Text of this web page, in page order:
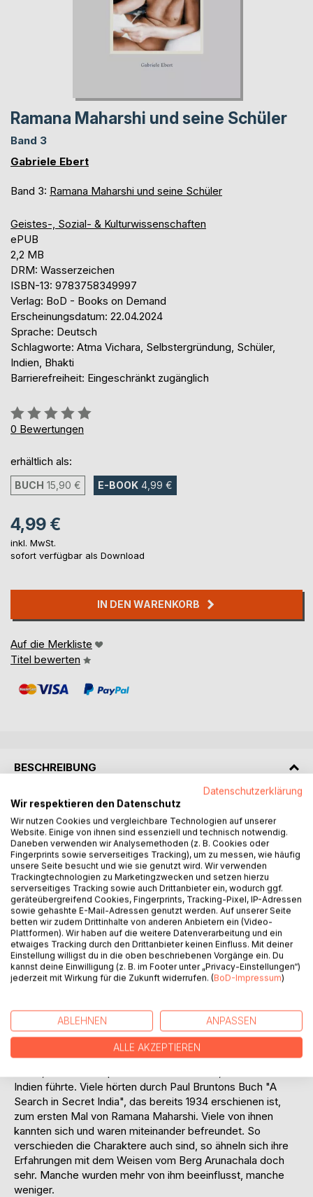
Ramana Maharshi und seine Schüler
Band 3
Gabriele Ebert
Band 3: Ramana Maharshi und seine Schüler
Geistes-, Sozial- & Kulturwissenschaften
ePUB
2,2 MB
DRM: Wasserzeichen
ISBN-13: 9783758349997
Verlag: BoD - Books on Demand
Erscheinungsdatum: 22.04.2024
Sprache: Deutsch
Schlagworte: Atma Vichara, Selbstergründung, Schüler,
Indien, Bhakti
Barrierefreiheit: Eingeschränkt zugänglich
Bewertung::
0%
0 Bewertungen
erhältlich als:
BUCH 15,90 € E-BOOK 4,99 €
4,99 €
inkl. MwSt.
sofort verfügbar als Download
IN DEN WARENKORB
Auf die Merkliste
Titel bewerten
BESCHREIBUNG
Dieser dritte Band von Ramana Maharshi und seinen
Schülern widmet sich 28 weiteren westlichen Schülern und
Besuchern: W.Y. Evans-Wentz, Maud A. Piggott, Ethel
Merston, Ella Maillart, Suzanne Sen (Sunjata), Thelma
Rappold, Eleanor Noye, Mouni Sadhu, Louis Hartz, Henri
Hartung, Pascaline Mallett, Lewis Thompson, Blanca
Schlamm (Atmananda), Krishnaprem, Alfred Emmanuel
Sorensen (Sunyata), Peer Wertin (Ramanagiri), Mercedes
de Acosta, William Somerset Maugham, Wanda Dynowska
(Uma Devi), Prynce Hopkins, Frank Clune, Hans-Hasso von
Veltheim-Ostrau, Margret Sanger, Eliot Candee Clarke,
Duncan Greenlees, Oliver Lacombe, Eliot Elisofon und
Henri Cartier Bresson.
Die Charaktere sind sehr vielschichtig. Es sind Autoren,
Künstler, Wissenschaftler, Männer von Welt, Weltreisende,
selbstbewusste Frauen, bekannte und weniger bekannte
spirituelle Persönlichkeiten und auch ganz "alltägliche"
Indien führte. Viele hörten durch Paul Bruntons Buch "A
Search in Secret India", das bereits 1934 erschienen ist,
zum ersten Mal von Ramana Maharshi. Viele von ihnen
kannten sich und waren miteinander befreundet. So
verschieden die Charaktere auch sind, so ähneln sich ihre
Erfahrungen mit dem Weisen vom Berg Arunachala doch
sehr. Manche wurden mehr von ihm beeinflusst, manche
weniger.
Datenschutzerklärung
Wir respektieren den Datenschutz
Wir nutzen Cookies und vergleichbare Technologien auf unserer
Website. Einige von ihnen sind essenziell und technisch notwendig.
Daneben verwenden wir Analysemethoden (z. B. Cookies oder
Fingerprints sowie serverseitiges Tracking), um zu messen, wie häufig
unsere Seite besucht und wie sie genutzt wird. Wir verwenden
Trackingtechnologien zu Marketingzwecken und setzen hierzu
serverseitiges Tracking sowie auch Drittanbieter ein, wodurch ggf.
geräteübergreifend Cookies, Fingerprints, Tracking-Pixel, IP-Adressen
sowie gehashte E-Mail-Adressen genutzt werden. Auf unserer Seite
betten wir zudem Drittinhalte von anderen Anbietern ein (Video-
Plattformen). Wir haben auf die weitere Datenverarbeitung und ein
etwaiges Tracking durch den Drittanbieter keinen Einfluss. Mit deiner
Einstellung willigst du in die oben beschriebenen Vorgänge ein. Du
kannst deine Einwilligung (z. B. im Footer unter „Privacy-Einstellungen“)
jederzeit mit Wirkung für die Zukunft widerrufen. (BoD-Impressum)
ABLEHNEN ANPASSEN
ALLE AKZEPTIEREN